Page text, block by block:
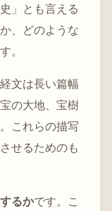
」とも言える
、どのような
。
文は長い篇幅
の大地、宝樹
これらの描写
せるためのも
るかです。こ